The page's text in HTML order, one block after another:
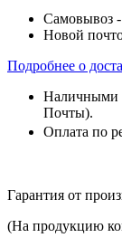
Самовывоз -
Новой
Подробнее о
Наличными
Почты).
Оплата по
Гарантия от
(На продукцию